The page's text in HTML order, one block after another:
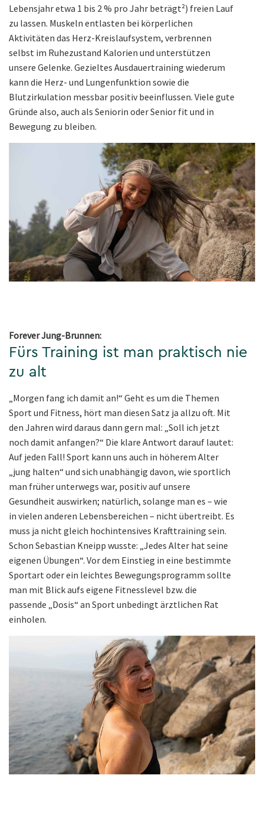
Lebensjahr etwa 1 bis 2 % pro Jahr beträgt²) freien Lauf
zu lassen. Muskeln entlasten bei körperlichen
Aktivitäten das Herz-Kreislaufsystem, verbrennen
selbst im Ruhezustand Kalorien und unterstützen
unsere Gelenke. Gezieltes Ausdauertraining wiederum
kann die Herz- und Lungenfunktion sowie die
Blutzirkulation messbar positiv beeinflussen. Viele gute
Gründe also, auch als Seniorin oder Senior fit und in
Bewegung zu bleiben.
Forever Jung-Brunnen:
Fürs Training ist man praktisch nie
zu alt
„Morgen fang ich damit an!“ Geht es um die Themen
Sport und Fitness, hört man diesen Satz ja allzu oft. Mit
den Jahren wird daraus dann gern mal: „Soll ich jetzt
noch damit anfangen?“ Die klare Antwort darauf lautet:
Auf jeden Fall! Sport kann uns auch in höherem Alter
„jung halten“ und sich unabhängig davon, wie sportlich
man früher unterwegs war, positiv auf unsere
Gesundheit auswirken; natürlich, solange man es – wie
in vielen anderen Lebensbereichen – nicht übertreibt. Es
muss ja nicht gleich hochintensives Krafttraining sein.
Schon Sebastian Kneipp wusste: „Jedes Alter hat seine
eigenen Übungen“. Vor dem Einstieg in eine bestimmte
Sportart oder ein leichtes Bewegungsprogramm sollte
man mit Blick aufs eigene Fitnesslevel bzw. die
passende „Dosis“ an Sport unbedingt ärztlichen Rat
einholen.